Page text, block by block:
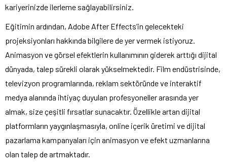
kariyerinizde ilerleme sağlayabilirsiniz.
Eğitimin ardından, Adobe After Effects’in gelecekteki
projeksiyonları hakkında bilgilere de yer vermek istiyoruz.
Animasyon ve görsel efektlerin kullanımının giderek arttığı dijital
dünyada, talep sürekli olarak yükselmektedir. Film endüstrisinde,
televizyon programlarında, reklam sektöründe ve interaktif
medya alanında ihtiyaç duyulan profesyoneller arasında yer
almak, size çeşitli fırsatlar sunacaktır. Özellikle artan dijital
platformların yaygınlaşmasıyla, online içerik üretimi ve dijital
pazarlama kampanyaları için animasyon ve efekt uzmanlarına
olan talep de artmaktadır.